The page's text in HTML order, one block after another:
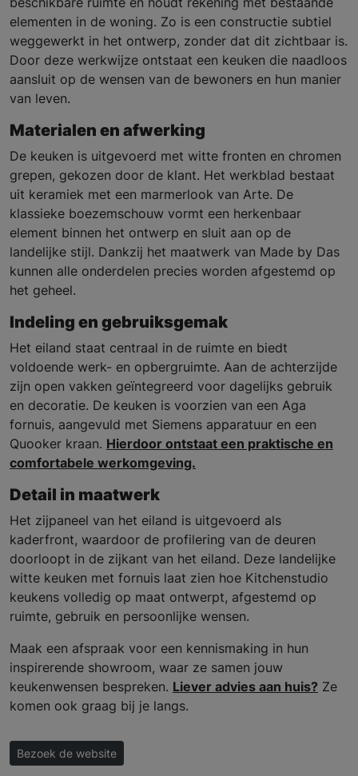
elementen in de woning. Zo is een constructie subtiel
weggewerkt in het ontwerp, zonder dat dit zichtbaar is.
Door deze werkwijze ontstaat een keuken die naadloos
aansluit op de wensen van de bewoners en hun manier
van leven.
Materialen en afwerking
De keuken is uitgevoerd met witte fronten en chromen
grepen, gekozen door de klant. Het werkblad bestaat
uit keramiek met een marmerlook van Arte. De
klassieke boezemschouw vormt een herkenbaar
element binnen het ontwerp en sluit aan op de
landelijke stijl. Dankzij het maatwerk van Made by Das
kunnen alle onderdelen precies worden afgestemd op
het geheel.
Indeling en gebruiksgemak
Het eiland staat centraal in de ruimte en biedt
voldoende werk- en opbergruimte. Aan de achterzijde
zijn open vakken geïntegreerd voor dagelijks gebruik
en decoratie. De keuken is voorzien van een Aga
fornuis, aangevuld met Siemens apparatuur en een
Quooker kraan. Hierdoor ontstaat een praktische en
comfortabele werkomgeving.
Detail in maatwerk
Het zijpaneel van het eiland is uitgevoerd als
kaderfront, waardoor de profilering van de deuren
doorloopt in de zijkant van het eiland. Deze landelijke
witte keuken met fornuis laat zien hoe Kitchenstudio
keukens volledig op maat ontwerpt, afgestemd op
ruimte, gebruik en persoonlijke wensen.
Maak een afspraak voor een kennismaking in hun
inspirerende showroom, waar ze samen jouw
keukenwensen bespreken. Liever advies aan huis? Ze
komen ook graag bij je langs.
Bezoek de website